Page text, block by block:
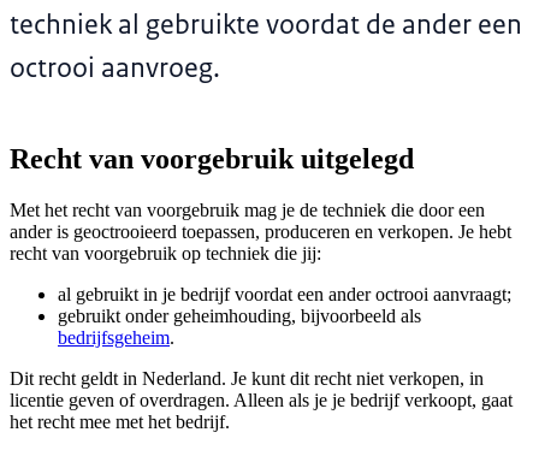
Recht van voorgebruik uitgelegd
Met het recht van voorgebruik mag je de techniek die door een
ander is geoctrooieerd toepassen, produceren en verkopen. Je hebt
recht van voorgebruik op techniek die jij:
al gebruikt in je bedrijf voordat een ander octrooi aanvraagt;
gebruikt onder geheimhouding, bijvoorbeeld als
bedrijfsgeheim.
Dit recht geldt in Nederland. Je kunt dit recht niet verkopen, in
licentie geven of overdragen. Alleen als je je bedrijf verkoopt, gaat
het recht mee met het bedrijf.
techniek al gebruikte voordat de ander een
octrooi aanvroeg.